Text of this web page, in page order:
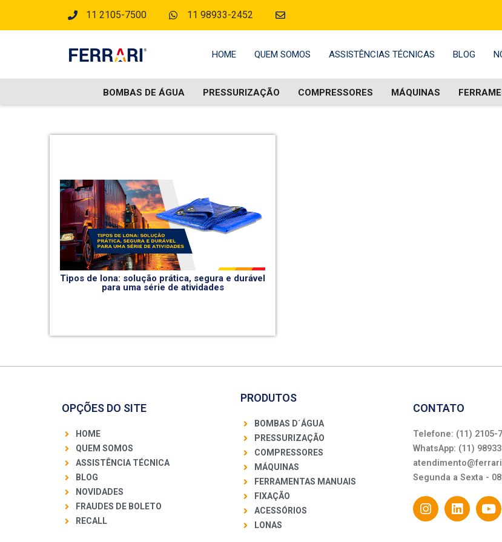
11 2105-7500 11 98933-2452
HOME QUEM SOMOS ASSISTÊNCIAS TÉCNICAS BLOG
BOMBAS DE ÁGUA PRESSURIZAÇÃO COMPRESSORES MÁQUINAS
Tipos de lona: solução prática, segura e durável
para uma série de atividades
OPÇÕES DO SITE
HOME
QUEM SOMOS
ASSISTÊNCIA TÉCNICA
BLOG
NOVIDADES
FRAUDES DE BOLETO
RECALL
PRODUTOS
BOMBAS D´ÁGUA
PRESSURIZAÇÃO
COMPRESSORES
MÁQUINAS
FERRAMENTAS MANUAIS
FIXAÇÃO
ACESSÓRIOS
LONAS
CONTATO
Telefone: (11) 2105-
WhatsApp: (11)
Segunda a Sexta -